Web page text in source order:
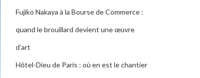
Fujiko Nakaya à la Bourse de Commerce :
quand le brouillard devient une œuvre
d’art
Hôtel-Dieu de Paris : où en est le chantier